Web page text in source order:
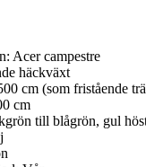
Acer campestre
häckväxt
cm (som fristående
cm
till blågrön, gul